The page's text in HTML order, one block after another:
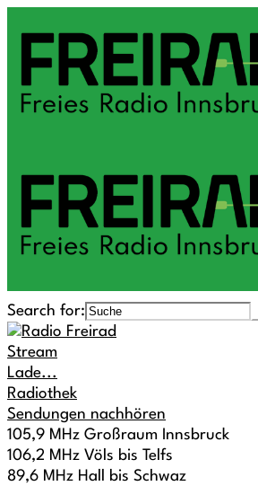
Search for:
Stream
Lade...
Radiothek
Sendungen nachhören
105,9 MHz Großraum Innsbruck
106,2 MHz Völs bis Telfs
89,6 MHz Hall bis Schwaz